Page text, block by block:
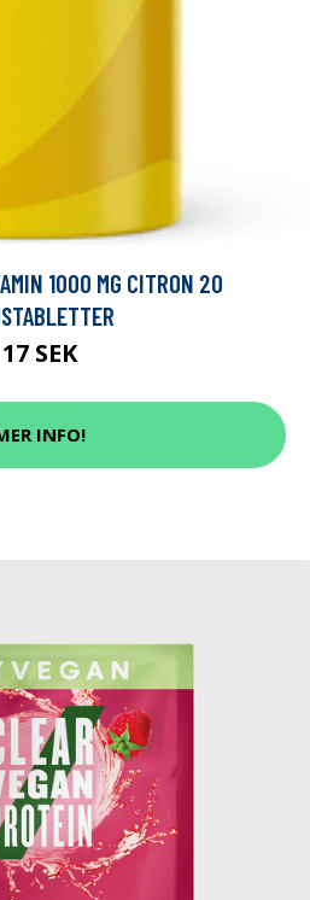
1000 MG CITRON 20
17 SEK
INFO!